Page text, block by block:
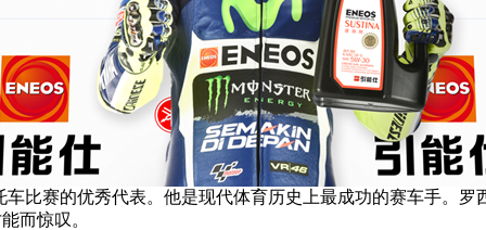
比赛的优秀代表。他是现代体育历史上最成功的赛车手。 罗
而惊叹。